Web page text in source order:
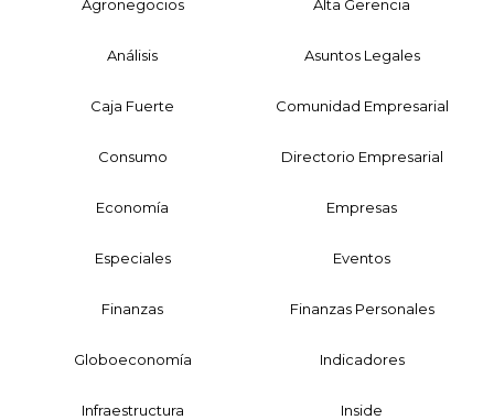
Agronegocios Alta Gerencia
Análisis Asuntos Legales
Caja Fuerte Comunidad Empresarial
Consumo Directorio Empresarial
Economía Empresas
Especiales Eventos
Finanzas Finanzas Personales
Globoeconomía Indicadores
Infraestructura Inside